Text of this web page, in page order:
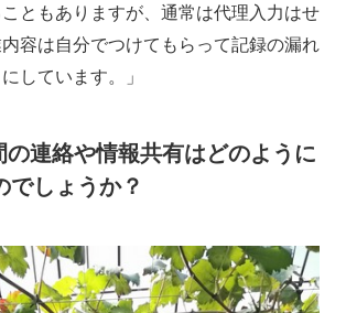
ともありますが、通常は代理入力はせ
容は自分でつけてもらって記録の漏れ
しています。」
連絡や情報共有はどのように
でしょうか？